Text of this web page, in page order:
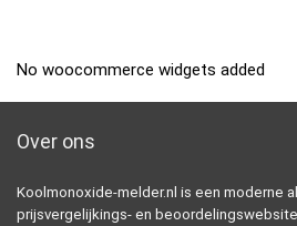
No woocommerce widgets added
Over ons
Koolmonoxide-melder.nl is een moderne
prijsvergelijkings- en